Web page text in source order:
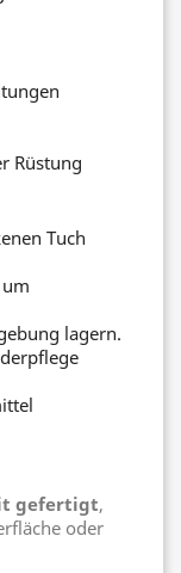
Rüstung
Tuch
lagern.
gefertigt,
oder